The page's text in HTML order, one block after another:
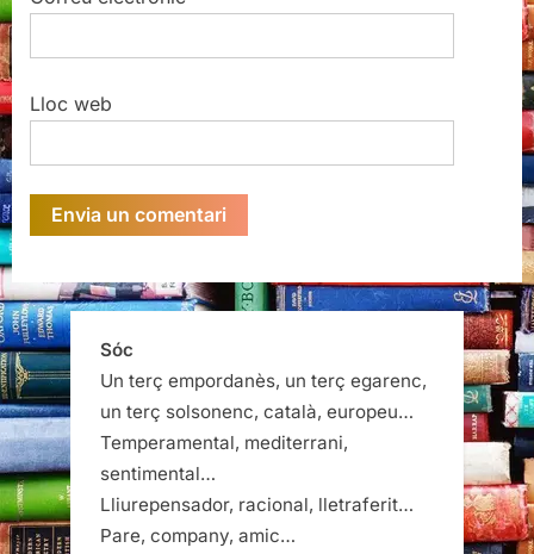
Lloc web
Sóc
Un terç empordanès, un terç egarenc,
un terç solsonenc, català, europeu…
Temperamental, mediterrani,
sentimental…
Lliurepensador, racional, lletraferit…
Pare, company, amic…